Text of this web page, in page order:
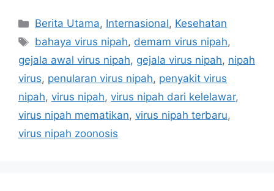
C
a
e
g
o
r
i
Berita Utama, Internasional, Kesehatan
T
a
s
bahaya virus nipah, demam virus nipah,
gejala awal virus nipah, gejala virus nipah, nipah
virus, penularan virus nipah, penyakit virus
nipah, virus nipah, virus nipah dari kelelawar,
virus nipah mematikan, virus nipah terbaru,
virus nipah zoonosis